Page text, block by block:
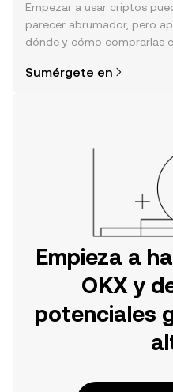
Empezar a usar criptos
parecer abrumador, pero
dónde y cómo comprarlas
tu aventura en la aplicación
Sumérgete en
Empieza a
OKX y
potenciales